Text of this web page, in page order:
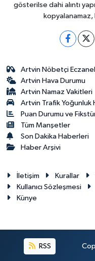
gösterilse dahi alıntı
kopyalanamaz,
Artvin Nöbetçi
Artvin Hava Durumu
Artvin Namaz Vakitleri
Artvin Trafik Yoğunluk
Puan Durumu ve
Tüm Manşetler
Son Dakika Haberleri
Haber Arşivi
İletişim Kurallar
Kullanıcı Sözleşmesi
Künye
RSS